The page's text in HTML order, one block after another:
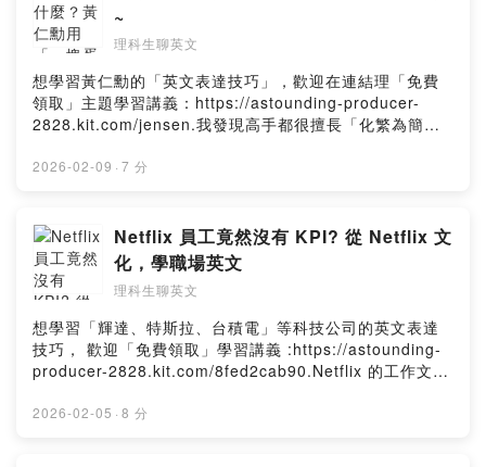
producer-2828.kit.com/8fed2cab90.最近很多人都在討
論 Gemini，說它真的很強但你有沒有發現，其實只要你平
常有在用 Google 搜尋、Gmail 或 Google Docs，很可能
早就已經在用到 Gemini 了？這一集，我會從 Google 官
方介紹，以及網路上的評論出發，一起看大家怎麼評價
Gemini同時，我也會整理一些職場情境中很實用的英文句
型跟單字，相信對你很有幫助喔~.然後~ 如果想收到我每周
用心撰寫，淺顯易懂的英文教學文章，歡迎「免費訂閱」
Powered by Firstory Hosting
~
理科生聊英文
想學習黃仁勳的「英文表達技巧」，歡迎在連結理「免費
領取」主題學習講義：https://astounding-producer-
2828.kit.com/jensen.我發現高手都很擅長「化繁為簡」
「AI」這麼複雜的概念「講清楚」黃仁勳不講技術細節，
文教學文章，歡迎「免費訂閱」我的「七點半學英文電子
報」：https://astounding-producer-2828.kit.com/留言
告訴我你對這一集的想法：Powered by Firstory Hosting
2026-02-09 · 7 分
Netflix 員工竟然沒有 KPI? 從 Netflix 文
化，學職場英文
理科生聊英文
想學習「輝達、特斯拉、台積電」等科技公司的英文表達
技巧， 歡迎「免費領取」學習講義 :https://astounding-
producer-2828.kit.com/8fed2cab90.Netflix 的工作文
訪談中我「最有感覺」的地方，濃縮成 2 個重點。那邊講
2026-02-05 · 8 分